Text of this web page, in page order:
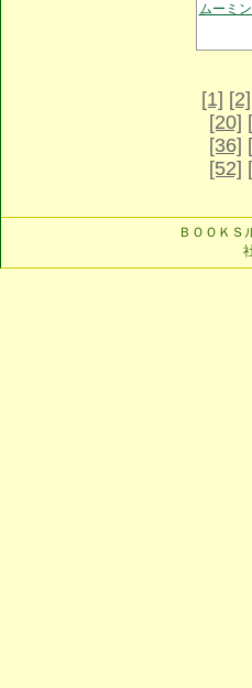
ムーミ
[1] [2]
[20]
[36]
[52]
ＢＯＯＫＳ